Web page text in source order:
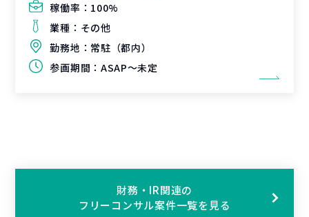
稼働率： 100%
業種： その他
勤務地： 常駐（都内）
参画期間： ASAP～未定
財務・IR関連の
フリーコンサル案件一覧を見る